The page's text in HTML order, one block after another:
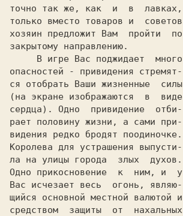
точно так же, как  и  в  лавках,
только вместо товаров и  советов
хозяин предложит Вам  пройти  по
закрытому направлению.
опасностей - привидения стремят-
ся отобрать Ваши жизненные  силы
(на экране изображаются  в  виде
сердца). Одно  привидение  отби-
рает половину жизни, а сами при-
видения редко бродят поодиночке.
Королева для устрашения выпусти-
ла на улицы города  злых  духов.
Одно прикосновение  к  ним, и  у
Вас исчезает весь  огонь, являю-
щийся основной местной валютой и
средством  защиты  от  нахальных